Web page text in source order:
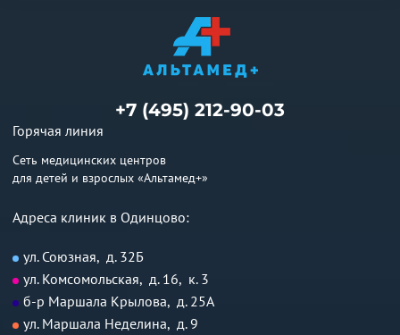
+7 (495) 212-90-03
Горячая линия
Сеть медицинских центров
для детей и взрослых «Альтамед+»
Адреса клиник в Одинцово:
ул. Союзная, д. 32Б
ул. Комсомольская, д. 16, к. 3
б-р Маршала Крылова, д. 25А
ул. Маршала Неделина, д. 9